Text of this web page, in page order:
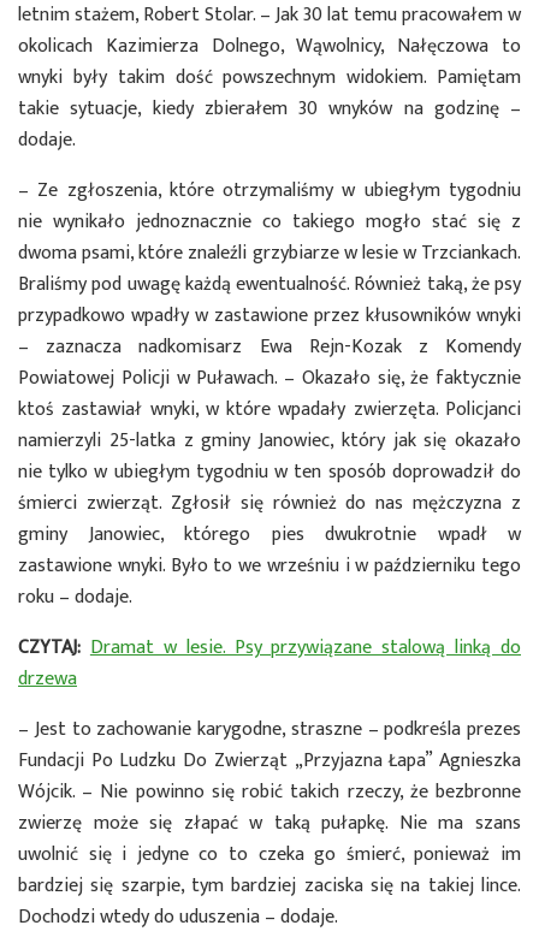
letnim stażem, Robert Stolar. – Jak 30 lat temu pracowałem w
okolicach Kazimierza Dolnego, Wąwolnicy, Nałęczowa to
wnyki były takim dość powszechnym widokiem. Pamiętam
takie sytuacje, kiedy zbierałem 30 wnyków na godzinę –
dodaje.
– Ze zgłoszenia, które otrzymaliśmy w ubiegłym tygodniu
nie wynikało jednoznacznie co takiego mogło stać się z
dwoma psami, które znaleźli grzybiarze w lesie w Trzciankach.
Braliśmy pod uwagę każdą ewentualność. Również taką, że psy
przypadkowo wpadły w zastawione przez kłusowników wnyki
– zaznacza nadkomisarz Ewa Rejn-Kozak z Komendy
Powiatowej Policji w Puławach. – Okazało się, że faktycznie
ktoś zastawiał wnyki, w które wpadały zwierzęta. Policjanci
namierzyli 25-latka z gminy Janowiec, który jak się okazało
nie tylko w ubiegłym tygodniu w ten sposób doprowadził do
śmierci zwierząt. Zgłosił się również do nas mężczyzna z
gminy Janowiec, którego pies dwukrotnie wpadł w
zastawione wnyki. Było to we wrześniu i w październiku tego
roku – dodaje.
CZYTAJ: Dramat w lesie. Psy przywiązane stalową linką do
drzewa
– Jest to zachowanie karygodne, straszne – podkreśla prezes
Fundacji Po Ludzku Do Zwierząt „Przyjazna Łapa” Agnieszka
Wójcik. – Nie powinno się robić takich rzeczy, że bezbronne
zwierzę może się złapać w taką pułapkę. Nie ma szans
uwolnić się i jedyne co to czeka go śmierć, ponieważ im
bardziej się szarpie, tym bardziej zaciska się na takiej lince.
Dochodzi wtedy do uduszenia – dodaje.